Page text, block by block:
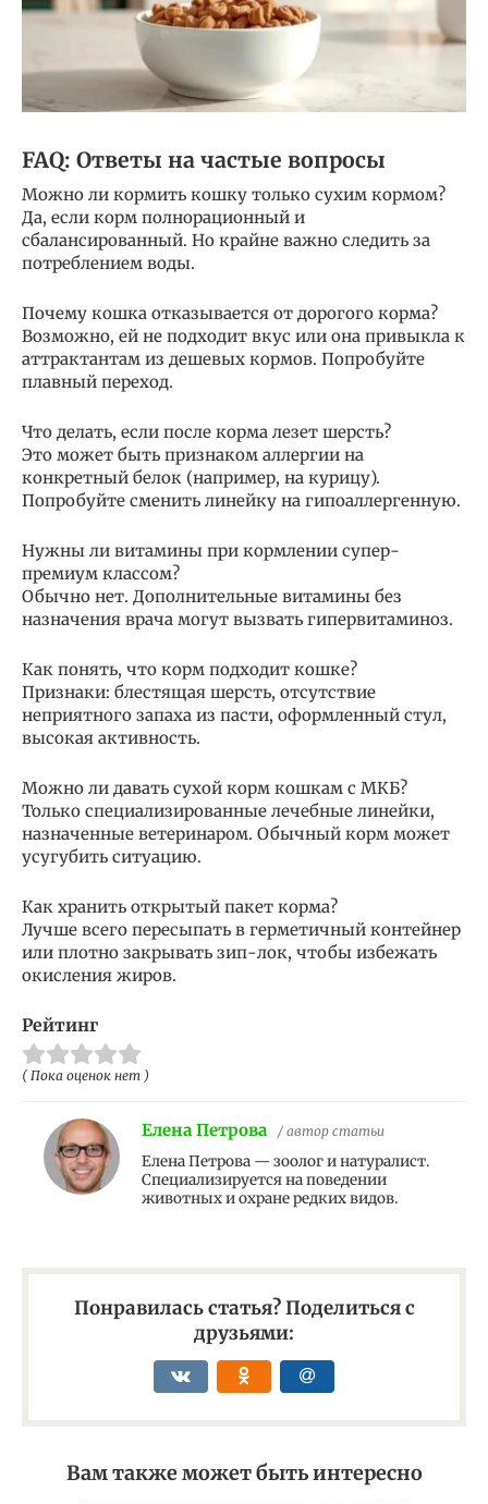
FAQ: Ответы на частые вопросы
Можно ли кормить кошку только сухим кормом?
Да, если корм полнорационный и
сбалансированный. Но крайне важно следить за
потреблением воды.
Почему кошка отказывается от дорогого корма?
Возможно, ей не подходит вкус или она привыкла к
аттрактантам из дешевых кормов. Попробуйте
плавный переход.
Что делать, если после корма лезет шерсть?
Это может быть признаком аллергии на
конкретный белок (например, на курицу).
Попробуйте сменить линейку на гипоаллергенную.
Нужны ли витамины при кормлении супер-
премиум классом?
Обычно нет. Дополнительные витамины без
назначения врача могут вызвать гипервитаминоз.
Как понять, что корм подходит кошке?
Признаки: блестящая шерсть, отсутствие
неприятного запаха из пасти, оформленный стул,
высокая активность.
Можно ли давать сухой корм кошкам с МКБ?
Только специализированные лечебные линейки,
назначенные ветеринаром. Обычный корм может
усугубить ситуацию.
Как хранить открытый пакет корма?
Лучше всего пересыпать в герметичный контейнер
или плотно закрывать зип-лок, чтобы избежать
окисления жиров.
Рейтинг
( Пока оценок нет )
Елена Петрова / автор статьи
Елена Петрова — зоолог и натуралист.
Специализируется на поведении
животных и охране редких видов.
Понравилась статья? Поделиться с
друзьями:
Вам также может быть интересно